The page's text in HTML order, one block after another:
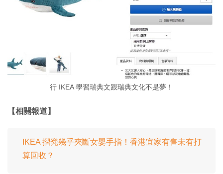
行 IKEA 學習瑞典文跟瑞典文化不是夢！
【相關報道】
IKEA 摺凳幾乎夾斷女嬰手指！香港宜家有售未有打
算回收？